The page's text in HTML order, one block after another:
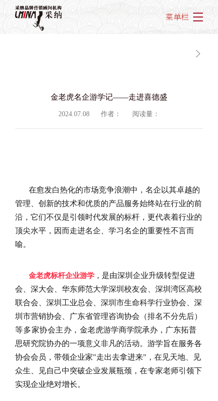
菜单栏
金老虎名企游学记——走进喜德盛
2024.07.08 作者： 阅读量：
在愈发白热化的市场竞争浪潮中，名企以其卓越的
管理、创新的技术和优质的产品服务始终站在行业的前
沿，它们不仅是引领时代发展的标杆，更代表着行业的
顶尖水平，因而走进名企、学习名企的重要性不言而
喻。
金老虎标杆企业游学 ， 是由深圳企业升级转型促进
会、深大会、华东师范大学深圳校友会、深圳湾区高校
联合会、深圳工业总会、深圳市生命科学行业协会、深
圳市营销协会、广东省管理咨询协会 （排名不分先后）
等多家协会主办， 金老虎游学商学院承办，广东拓普
思研究院协办的一项意义非凡的活动。游学旨在服务各
协会会员，带领企业家"走出去拿进来"，在见天地、见
众生、见自己中突破企业发展瓶颈，在专家老师引领下
实现企业绝对增长。